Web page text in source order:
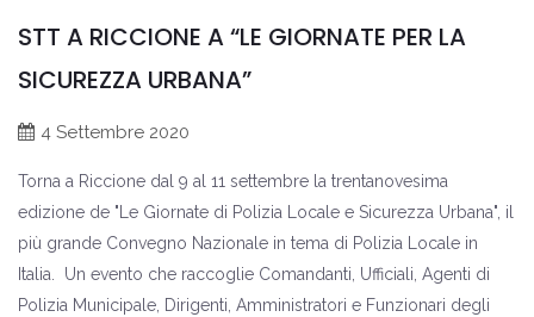
STT A RICCIONE A “LE GIORNATE PER LA
SICUREZZA URBANA”
4 Settembre 2020
Torna a Riccione dal 9 al 11 settembre la trentanovesima
edizione de "Le Giornate di Polizia Locale e Sicurezza Urbana", il
più grande Convegno Nazionale in tema di Polizia Locale in
Italia. Un evento che raccoglie Comandanti, Ufficiali, Agenti di
Polizia Municipale, Dirigenti, Amministratori e Funzionari degli